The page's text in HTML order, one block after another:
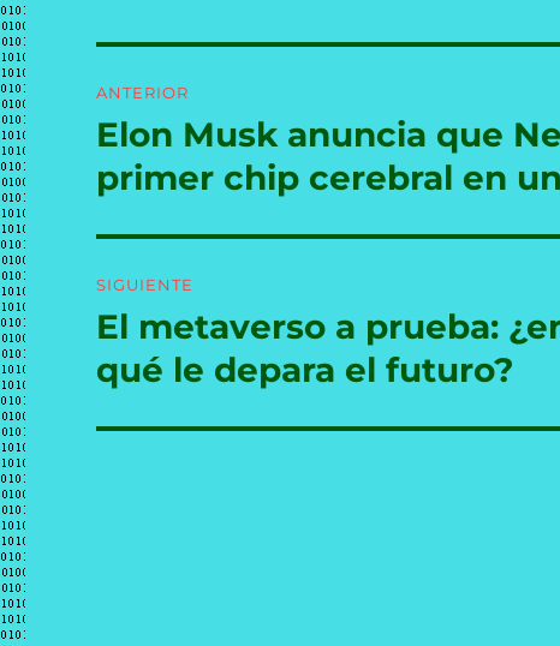
de
entradas
ANTERIOR
Entrada
anterior:
Elon Musk anuncia que
primer chip cerebral en
SIGUIENTE
Entrada
siguiente:
El metaverso a prueba:
qué le depara el futuro?